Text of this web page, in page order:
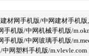
材网手机版/中网建材手机版
手机版/中网机械手机版/
手机版/中网玻璃手机版/
网塑料手机版/m.vlevle.com